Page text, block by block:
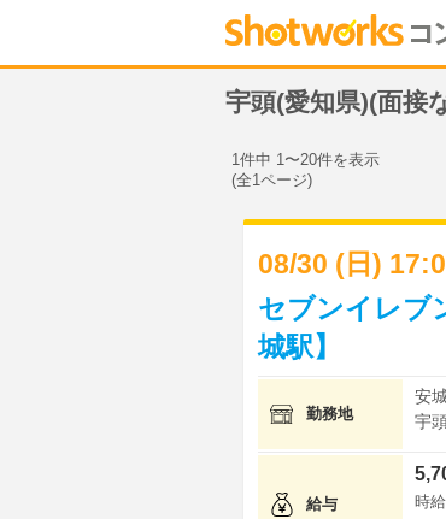
宇頭(愛知県)(面接
1件中 1〜20件を表示
(全1ページ)
08/30 (日)
セブンイレブ
城駅】
勤務地
安
宇
給与
時